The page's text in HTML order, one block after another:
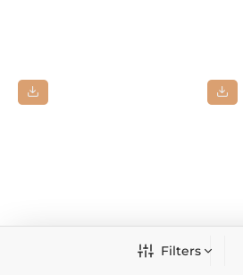
Filters